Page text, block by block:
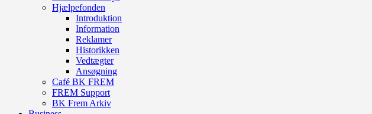
Hjælpefonden
Introduktion
Information
Reklamer
Historikken
Vedtægter
Ansøgning
Café BK FREM
FREM Support
BK Frem Arkiv